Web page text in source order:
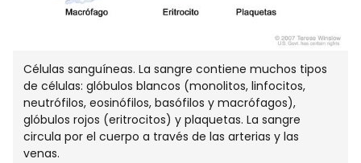
Células sanguíneas. La sangre contiene muchos tipos
de células: glóbulos blancos (monolitos, linfocitos,
neutrófilos, eosinófilos, basófilos y macrófagos),
glóbulos rojos (eritrocitos) y plaquetas. La sangre
circula por el cuerpo a través de las arterias y las
venas.